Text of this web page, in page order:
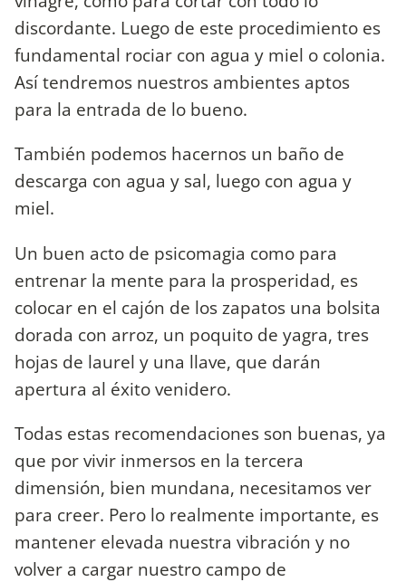
discordante. Luego de este procedimiento es
fundamental rociar con agua y miel o colonia.
Así tendremos nuestros ambientes aptos
para la entrada de lo bueno.
También podemos hacernos un baño de
descarga con agua y sal, luego con agua y
miel.
Un buen acto de psicomagia como para
entrenar la mente para la prosperidad, es
colocar en el cajón de los zapatos una bolsita
dorada con arroz, un poquito de yagra, tres
hojas de laurel y una llave, que darán
apertura al éxito venidero.
Todas estas recomendaciones son buenas, ya
que por vivir inmersos en la tercera
dimensión, bien mundana, necesitamos ver
para creer. Pero lo realmente importante, es
mantener elevada nuestra vibración y no
volver a cargar nuestro campo de